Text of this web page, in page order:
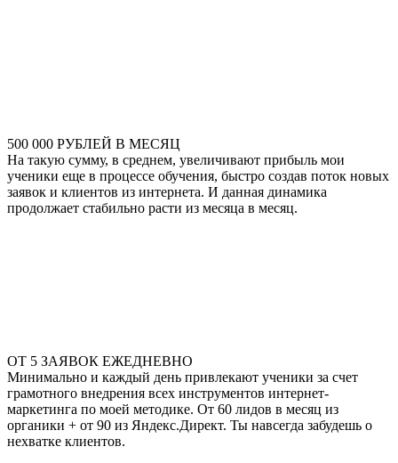
500 000 РУБЛЕЙ В МЕСЯЦ
На такую сумму, в среднем, увеличивают прибыль мои
ученики еще в процессе обучения, быстро создав поток новых
заявок и клиентов из интернета. И данная динамика
продолжает стабильно расти из месяца в месяц.
ОТ 5 ЗАЯВОК ЕЖЕДНЕВНО
Минимально и каждый день привлекают ученики за счет
грамотного внедрения всех инструментов интернет-
маркетинга по моей методике. От 60 лидов в месяц из
органики + от 90 из Яндекс.Директ. Ты навсегда забудешь о
нехватке клиентов.